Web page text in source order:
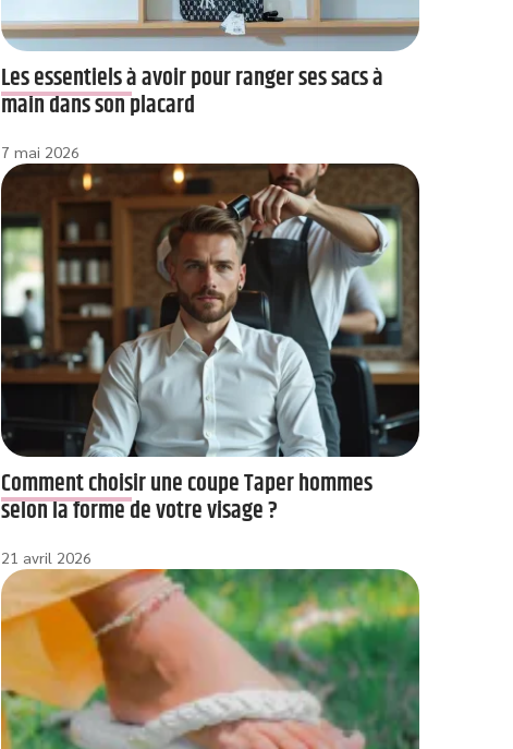
Les essentiels à avoir pour ranger ses sacs à
main dans son placard
7 mai 2026
Comment choisir une coupe Taper hommes
selon la forme de votre visage ?
21 avril 2026